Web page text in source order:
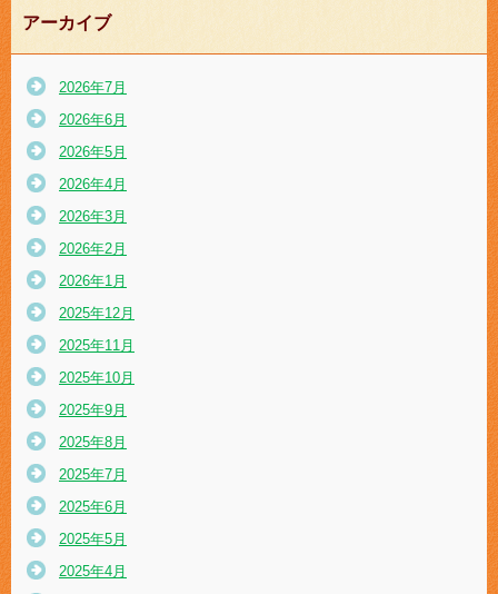
アーカイブ
2026年7月
2026年6月
2026年5月
2026年4月
2026年3月
2026年2月
2026年1月
2025年12月
2025年11月
2025年10月
2025年9月
2025年8月
2025年7月
2025年6月
2025年5月
2025年4月